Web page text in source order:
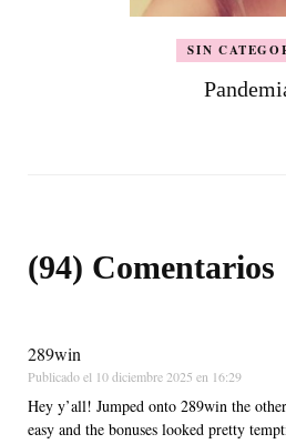
SIN
(94) Comentarios
289win
Publicado el 10 diciembre 2025 en 16:29
Hey y’all! Jumped onto 289win the
easy and the bonuses looked pretty